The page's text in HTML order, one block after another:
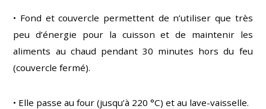
• Fond et couvercle permettent de n’utiliser que très
peu d’énergie pour la cuisson et de maintenir les
aliments au chaud pendant 30 minutes hors du feu
(couvercle fermé).
• Elle passe au four (jusqu’à 220 °C) et au lave-vaisselle.